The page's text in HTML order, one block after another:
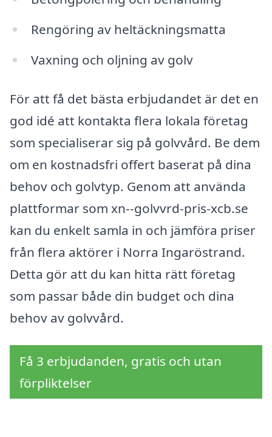
Rengöring av heltäckningsmatta
Vaxning och oljning av golv
För att få det bästa erbjudandet är det en
god idé att kontakta flera lokala företag
som specialiserar sig på golvvård. Be dem
om en kostnadsfri offert baserat på dina
behov och golvtyp. Genom att använda
plattformar som xn--golvvrd-pris-xcb.se
kan du enkelt samla in och jämföra priser
från flera aktörer i Norra Ingaröstrand.
Detta gör att du kan hitta rätt företag
som passar både din budget och dina
behov av golvvård.
Få 3 erbjudanden, gratis och utan
förpliktelser